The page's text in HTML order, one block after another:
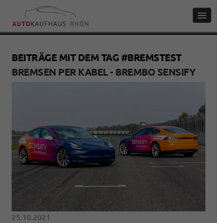
BEITRÄGE MIT DEM TAG #BREMSTEST
BREMSEN PER KABEL - BREMBO SENSIFY
25.10.2021